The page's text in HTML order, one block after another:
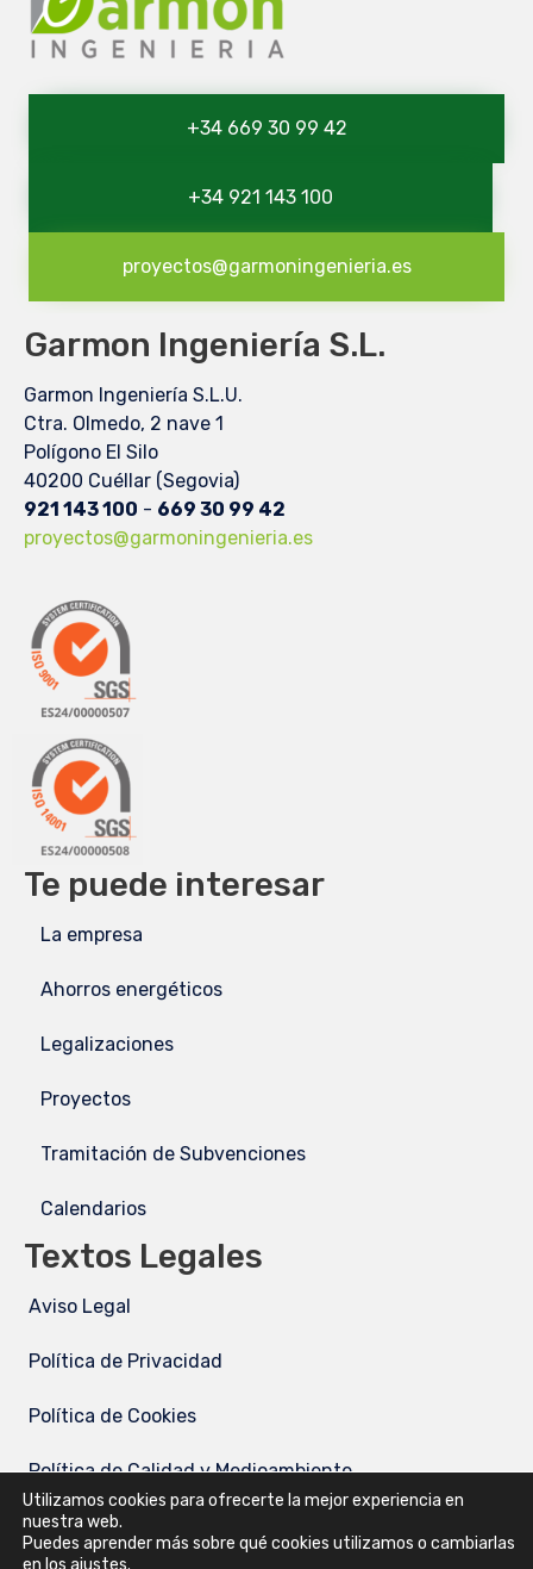
+34 669 30 99 42
+34 921 143 100
proyectos@garmoningenieria.es
Garmon Ingeniería S.L.
Garmon Ingeniería S.L.U.
Ctra. Olmedo, 2 nave 1
Polígono El Silo
40200 Cuéllar (Segovia)
921 143 100 - 669 30 99 42
proyectos@garmoningenieria.es
Te puede interesar
La empresa
Ahorros energéticos
Legalizaciones
Proyectos
Tramitación de Subvenciones
Calendarios
Textos Legales
Aviso Legal
Política de Privacidad
Política de Cookies
Política de Calidad y Medioambiente
Desempeño Ambiental
Utilizamos cookies para ofrecerte la mejor experiencia en
nuestra web.
Puedes aprender más sobre qué cookies utilizamos o cambiarlas
en los ajustes.